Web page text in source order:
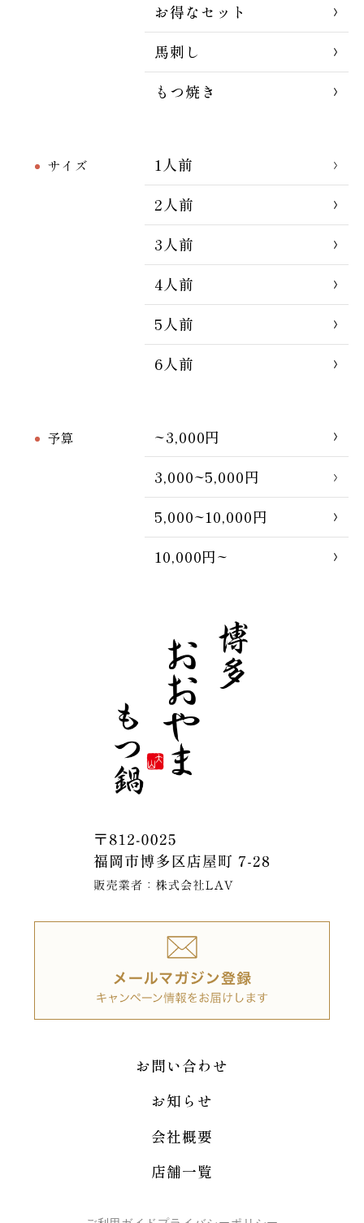
お得なセット
馬刺し
もつ焼き
サイズ
1人前
2人前
3人前
4人前
5人前
6人前
予算
~3,000円
3,000~5,000円
5,000~10,000円
10,000円~
お問い合わせ
お知らせ
会社概要
店舗一覧